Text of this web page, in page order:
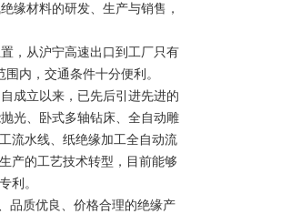
缘材料的研发、生产与销售，
，从沪宁高速出口到工厂只有
内，交通条件十分便利。
成立以来，已先后引进先进的
光、卧式多轴钻床、全自动雕
流水线、纸绝缘加工全自动流
产的工艺技术转型，目前能够
利。
品质优良、价格合理的绝缘产